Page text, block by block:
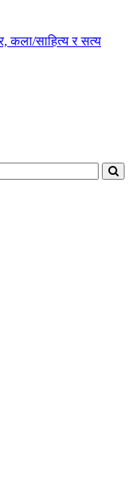
कला/साहित्य र सत्य